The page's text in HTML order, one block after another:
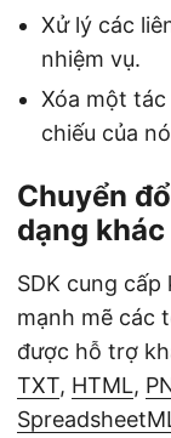
Xử lý các
nhiệm vụ.
Xóa một
chiếu của
Chuyển
dạng khác
SDK cung
mạnh mẽ các
được hỗ trợ
TXT, HTML,